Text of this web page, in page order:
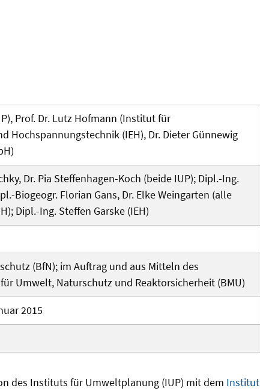
Prof. Dr. Lutz Hofmann (Institut für
Hochspannungstechnik (IEH), Dr. Dieter Günnewig
Dr. Pia Steffenhagen-Koch (beide IUP); Dipl.-Ing.
Biogeogr. Florian Gans, Dr. Elke Weingarten (alle
Dipl.-Ing. Steffen Garske (IEH)
(BfN); im Auftrag und aus Mitteln des
Umwelt, Naturschutz und Reaktorsicherheit (BMU)
2015
des Instituts für Umweltplanung (IUP) mit dem Institut